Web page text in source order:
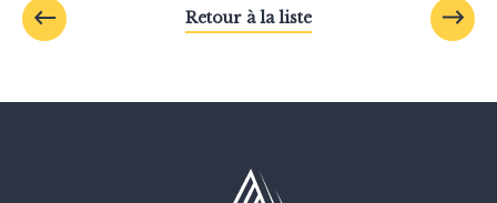
Retour à la liste